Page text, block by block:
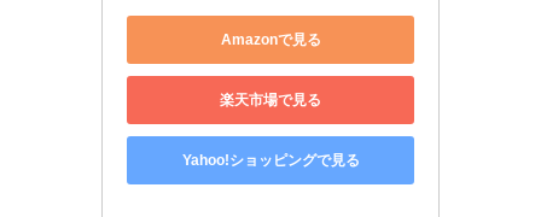
Amazonで見る
楽天市場で見る
Yahoo!ショッピングで見る